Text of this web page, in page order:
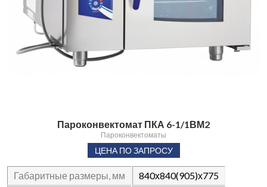
Пароконвектомат ПКА 6-1/1ВМ2
Пароконвектоматы
ЦЕНА ПО ЗАПРОСУ
Габаритные размеры, мм
840х840(905)х775